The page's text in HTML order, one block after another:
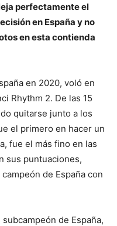
perfectamente el
en España y no
en esta contienda
en 2020, voló en
Rhythm 2. De las 15
quitarse junto a los
el primero en hacer un
fue el más fino en las
sus puntuaciones,
de España con
de España,